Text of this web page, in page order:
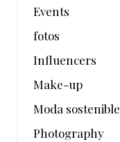
Events
fotos
Influencers
Make-up
Moda sostenible
Photography